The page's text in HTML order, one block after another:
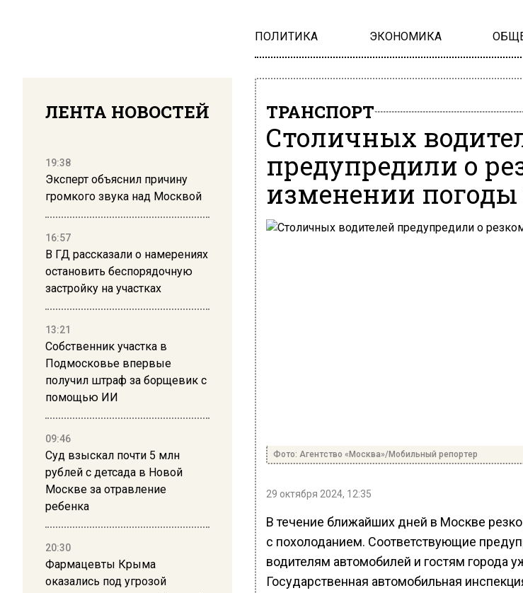
ПОЛИТИКА ЭКОНОМИКА
ЛЕНТА НОВОСТЕЙ
19:38
Эксперт объяснил причину
громкого звука над Москвой
16:57
В ГД рассказали о намерениях
остановить беспорядочную
застройку на участках
13:21
Собственник участка в
Подмосковье впервые
получил штраф за борщевик с
помощью ИИ
09:46
Суд взыскал почти 5 млн
рублей с детсада в Новой
Москве за отравление
ребенка
20:30
Фармацевты Крыма
оказались под угрозой
ТРАНСПОРТ
Столичных
предупредили о
изменении
Фото: Агентство «Москва»/Мобильный репортер
29 октября 2024, 12:35
В течение ближайших дней в Москве
с похолоданием. Соответствующие
водителям автомобилей и гостям города
Государственная автомобильная